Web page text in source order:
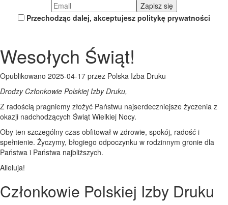
Przechodząc dalej, akceptujesz politykę prywatności
Wesołych Świąt!
Opublikowano 2025-04-17 przez Polska Izba Druku
Drodzy Członkowie Polskiej Izby Druku,
Z radością pragniemy złożyć Państwu najserdeczniejsze życzenia z
okazji nadchodzących Świąt Wielkiej Nocy.
Oby ten szczególny czas obfitował w zdrowie, spokój, radość i
spełnienie. Życzymy, błogiego odpoczynku w rodzinnym gronie dla
Państwa i Państwa najbliższych.
Alleluja!
Członkowie Polskiej Izby Druku